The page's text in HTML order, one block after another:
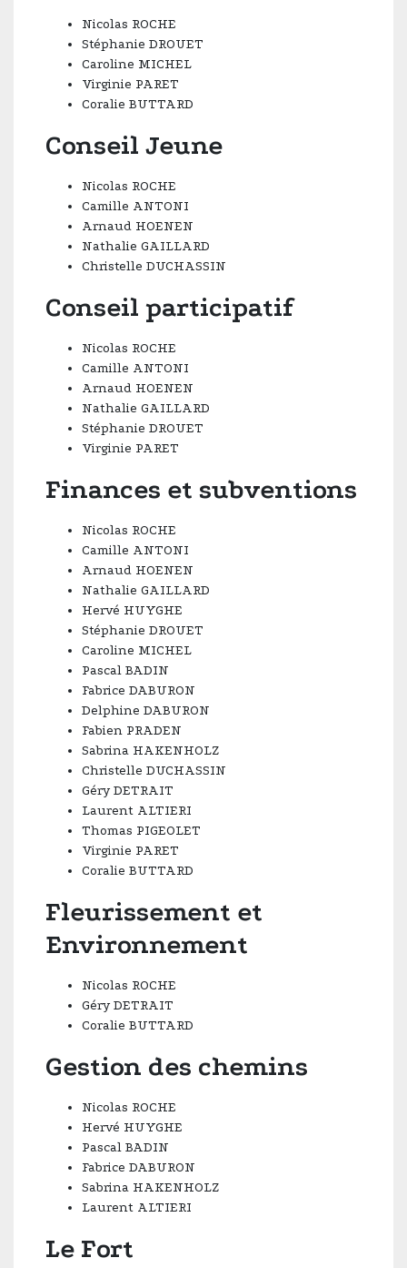
Nicolas ROCHE
Stéphanie DROUET
Caroline MICHEL
Virginie PARET
Coralie BUTTARD
Conseil Jeune
Nicolas ROCHE
Camille ANTONI
Arnaud HOENEN
Nathalie GAILLARD
Christelle DUCHASSIN
Conseil participatif
Nicolas ROCHE
Camille ANTONI
Arnaud HOENEN
Nathalie GAILLARD
Stéphanie DROUET
Virginie PARET
Finances et subventions
Nicolas ROCHE
Camille ANTONI
Arnaud HOENEN
Nathalie GAILLARD
Hervé HUYGHE
Stéphanie DROUET
Caroline MICHEL
Pascal BADIN
Fabrice DABURON
Delphine DABURON
Fabien PRADEN
Sabrina HAKENHOLZ
Christelle DUCHASSIN
Géry DETRAIT
Laurent ALTIERI
Thomas PIGEOLET
Virginie PARET
Coralie BUTTARD
Fleurissement et
Environnement
Nicolas ROCHE
Géry DETRAIT
Coralie BUTTARD
Gestion des chemins
Nicolas ROCHE
Hervé HUYGHE
Pascal BADIN
Fabrice DABURON
Sabrina HAKENHOLZ
Laurent ALTIERI
Le Fort